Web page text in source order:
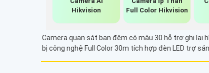
Hikvision
Full Color Hikvision
Camera quan sát ban đêm có màu 30 hỗ trợ ghi lại
bị công nghệ Full Color 30m tích hợp đèn LED trợ